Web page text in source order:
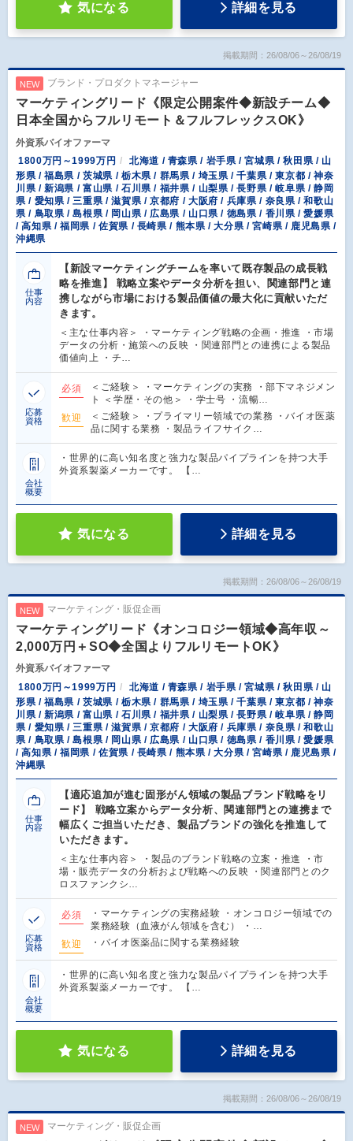
気になる 詳細を見る
掲載期間：26/08/06～26/08/19
NEW ブランド・プロダクトマネージャー
マーケティングリード《限定公開案件◆新設チーム◆
日本全国からフルリモート＆フルフレックスOK》
外資系バイオファーマ
1800万円～1999万円
北海道 / 青森県 / 岩手県 / 宮城県 / 秋田県 / 山
形県 / 福島県 / 茨城県 / 栃木県 / 群馬県 / 埼玉県 / 千葉県 / 東京都 / 神奈
川県 / 新潟県 / 富山県 / 石川県 / 福井県 / 山梨県 / 長野県 / 岐阜県 / 静岡
県 / 愛知県 / 三重県 / 滋賀県 / 京都府 / 大阪府 / 兵庫県 / 奈良県 / 和歌山
県 / 鳥取県 / 島根県 / 岡山県 / 広島県 / 山口県 / 徳島県 / 香川県 / 愛媛県
/ 高知県 / 福岡県 / 佐賀県 / 長崎県 / 熊本県 / 大分県 / 宮崎県 / 鹿児島県 /
沖縄県
仕事
内容
【新設マーケティングチームを率いて既存製品の成長戦
略を推進】 戦略立案やデータ分析を担い、関連部門と連
携しながら市場における製品価値の最大化に貢献いただ
きます。
＜主な仕事内容＞ ・マーケティング戦略の企画・推進 ・市場
データの分析・施策への反映 ・関連部門との連携による製品
価値向上 ・チ…
応募
資格
必須
＜ご経験＞ ・マーケティングの実務 ・部下マネジメン
ト ＜学歴・その他＞ ・学士号 ・流暢…
歓迎
＜ご経験＞ ・プライマリー領域での業務 ・バイオ医薬
品に関する業務 ・製品ライフサイク…
会社
概要
・世界的に高い知名度と強力な製品パイプラインを持つ大手
外資系製薬メーカーです。 【…
気になる 詳細を見る
掲載期間：26/08/06～26/08/19
NEW マーケティング・販促企画
マーケティングリード《オンコロジー領域◆高年収～
2,000万円＋SO◆全国よりフルリモートOK》
外資系バイオファーマ
1800万円～1999万円
北海道 / 青森県 / 岩手県 / 宮城県 / 秋田県 / 山
形県 / 福島県 / 茨城県 / 栃木県 / 群馬県 / 埼玉県 / 千葉県 / 東京都 / 神奈
川県 / 新潟県 / 富山県 / 石川県 / 福井県 / 山梨県 / 長野県 / 岐阜県 / 静岡
県 / 愛知県 / 三重県 / 滋賀県 / 京都府 / 大阪府 / 兵庫県 / 奈良県 / 和歌山
県 / 鳥取県 / 島根県 / 岡山県 / 広島県 / 山口県 / 徳島県 / 香川県 / 愛媛県
/ 高知県 / 福岡県 / 佐賀県 / 長崎県 / 熊本県 / 大分県 / 宮崎県 / 鹿児島県 /
沖縄県
仕事
内容
【適応追加が進む固形がん領域の製品ブランド戦略をリ
ード】 戦略立案からデータ分析、関連部門との連携まで
幅広くご担当いただき、製品ブランドの強化を推進して
いただきます。
＜主な仕事内容＞ ・製品のブランド戦略の立案・推進 ・市
場・販売データの分析および戦略への反映 ・関連部門とのク
ロスファンクシ…
応募
資格
必須
・マーケティングの実務経験 ・オンコロジー領域での
業務経験（血液がん領域を含む） ・…
歓迎
・バイオ医薬品に関する業務経験
会社
概要
・世界的に高い知名度と強力な製品パイプラインを持つ大手
外資系製薬メーカーです。 【…
気になる 詳細を見る
掲載期間：26/08/06～26/08/19
NEW マーケティング・販促企画